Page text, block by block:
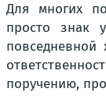
Для многих
просто знак
поручению,